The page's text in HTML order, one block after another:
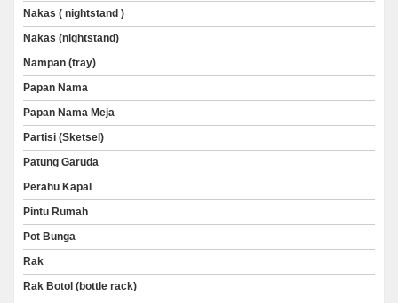
Nakas ( nightstand )
Nakas (nightstand)
Nampan (tray)
Papan Nama
Papan Nama Meja
Partisi (Sketsel)
Patung Garuda
Perahu Kapal
Pintu Rumah
Pot Bunga
Rak
Rak Botol (bottle rack)